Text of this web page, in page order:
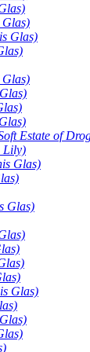
Glas)
Estate of
Lily)
Glas)
Glas)
Glas)